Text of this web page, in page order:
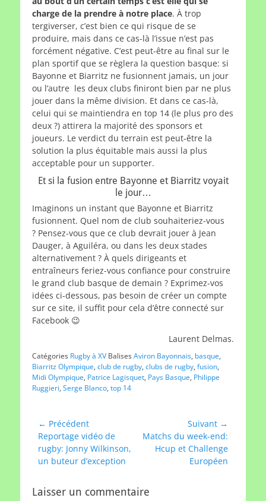
charge de la prendre à notre place. À trop
tergiverser, c’est bien ce qui risque de se
produire, mais dans ce cas-là l’issue n’est pas
forcément négative. C’est peut-être au final sur le
plan sportif que se règlera la question basque: si
Bayonne et Biarritz ne fusionnent jamais, un jour
ou l’autre les deux clubs finiront bien par ne plus
jouer dans la même division. Et dans ce cas-là,
celui qui se maintiendra en top 14 (le plus pro des
deux ?) attirera la majorité des sponsors et
joueurs. Le verdict du terrain est peut-être la
solution la plus équitable mais aussi la plus
acceptable pour un supporter.
Et si la fusion entre Bayonne et Biarritz voyait
le jour…
Imaginons un instant que Bayonne et Biarritz
fusionnent. Quel nom de club souhaiteriez-vous
? Pensez-vous que ce club devrait jouer à Jean
Dauger, à Aguiléra, ou dans les deux stades
alternativement ? À quels dirigeants et
entraîneurs feriez-vous confiance pour construire
le grand club basque de demain ? Exprimez-vos
idées ci-dessous, pas besoin de créer un compte
sur ce site, il suffit pour cela d’être connecté sur
Facebook 😉
Laurent Delmas.
Catégories Rugby à XV BalisesAviron Bayonnais, basque,
Biarritz Olympique, club de rugby, clubs de rugby, fusion,
Midi Olympique, Patrice Lagisquet, Pays Basque, Philippe
Ruggieri, Serge Blanco, top 14
Navigation
de
l’article
← Précédent
Article
précédent :
Reportage vidéo de
rugby: Jonny Wilkinson,
un buteur d’exception
Suivant →
Article
suivant :
Matchs du week-end:
Hcup et Challenge
Européen
Laisser un commentaire